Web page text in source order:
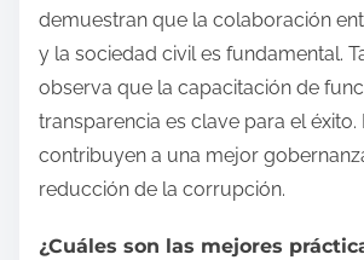
demuestran que la colaboración
y la sociedad civil es fundamental.
observa que la capacitación de
transparencia es clave para el éxito.
contribuyen a una mejor
reducción de la corrupción.
¿Cuáles son las mejores